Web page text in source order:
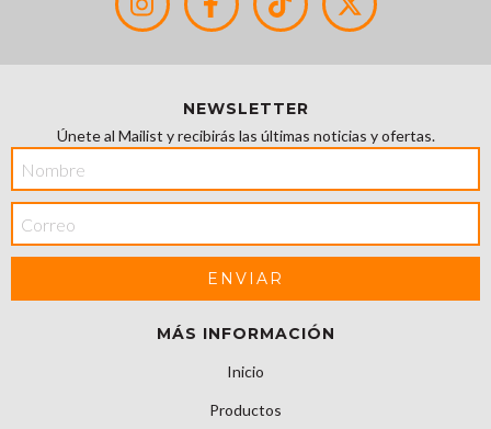
NEWSLETTER
Únete al Mailist y recibirás las últimas noticias y ofertas.
MÁS INFORMACIÓN
Inicio
Productos